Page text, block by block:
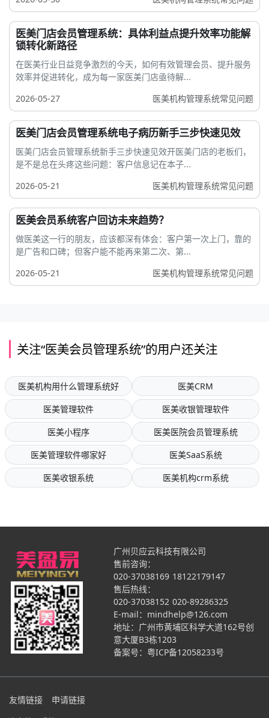
医美门店会员管理系统：具体利益点提升效率功能解
锁转化新路径
在医美行业日益竞争激烈的今天，如何有效管理会员、提升服务
效率并促进转化，成为每一家医美门店亟待解...
2026-05-27
医美机构管理系统常见问题
医美门店会员管理系统电子病历新手三步快速见效
医美门店会员管理系统新手三步快速见效开医美门店的老板们，
是不是总在头疼这些问题：客户信息记在本子...
2026-05-21
医美机构管理系统常见问题
医美会员系统客户回访未来趋势？
做医美这一行的朋友，应该都深有体会：客户第一次上门，靠的
是广告和口碑；但客户能不能再来第二次、第...
2026-05-21
医美机构管理系统常见问题
关注“医美会员管理系统”的用户还关注
医美机构用什么管理系统好
医美CRM
医美管理软件
医美收银管理软件
医美小程序
医美医院会员管理系统
医美管理软件哪家好
医美SaaS系统
医美收银系统
医美机构crm系统
广州贝应云科技有限公司
售前咨询：
020-37038169 18122179147
售后热线：
020-37038152 020-89286325
E-mail：mindhelp@126.com
地址：广州市黄埔区科学大道162号创
意大厦B3栋1203
备案号： 粤ICP备12058233号
友情链接 申请链接